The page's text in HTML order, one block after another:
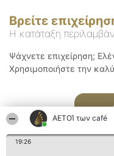
ΑΕΤΟΊ των café
19:26
Βρείτε
Η κατάταξη
Ψάχνετε επιχείρηση;
Χρησιμοποιήστε την